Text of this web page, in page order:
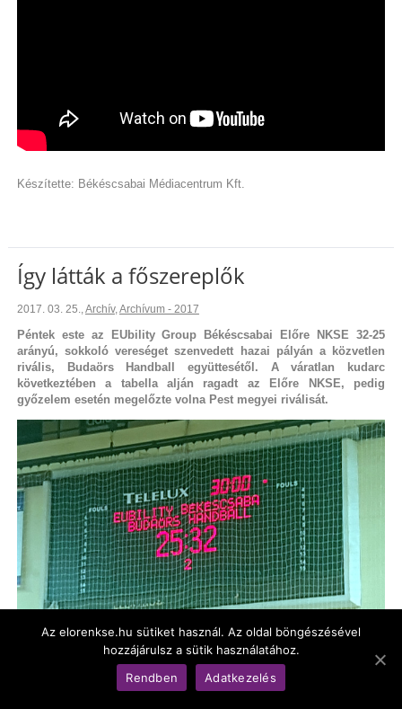
Készítette: Békéscsabai Médiacentrum Kft.
Így látták a főszereplők
2017. 03. 25.,Archív,Archívum - 2017
Péntek este az EUbility Group Békéscsabai Előre NKSE 32-25
arányú, sokkoló vereséget szenvedett hazai pályán a közvetlen
rivális, Budaörs Handball együttesétől. A váratlan kudarc
következtében a tabella alján ragadt az Előre NKSE, pedig
győzelem esetén megelőzte volna Pest megyei riválisát.
Skaliczki László, a Békéscsabai Előre NKSE vezetőedzője:
tudtuk azt a játékot nyújtani sem védekezésben, sem pedig
Az elorenkse.hu sütiket használ. Az oldal böngészésével
hozzájárulsz a sütik használatához.
Rendben
Adatkezelés